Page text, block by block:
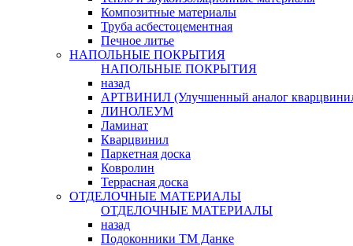
Композитные материалы
Труба асбестоцементная
Печное литье
НАПОЛЬНЫЕ ПОКРЫТИЯ
НАПОЛЬНЫЕ ПОКРЫТИЯ
назад
АРТВИНИЛ (Улучшенный аналог
ЛИНОЛЕУМ
Ламинат
Кварцвинил
Паркетная доска
Ковролин
Террасная доска
ОТДЕЛОЧНЫЕ МАТЕРИАЛЫ
ОТДЕЛОЧНЫЕ МАТЕРИАЛЫ
назад
Подоконники ТМ Данке